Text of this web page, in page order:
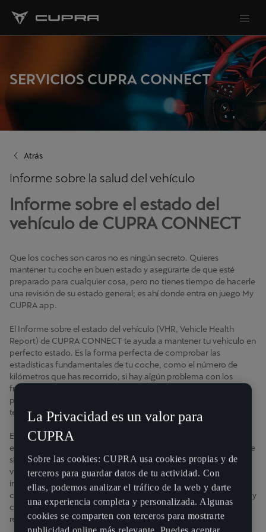
SERVICIOS CUPRA CONNECT
Atrás
Informe sobre la salud del vehículo
Informe sobre el estado del
vehículo de CUPRA CONNECT
Que los coches son caros no es ningún secreto. Quieres
mantener tu coche en buen estado y asegurarte de que esté
preparado para cualquier cosa, pero no tienes tiempo de hacerle
una revisión de su estado general; es ahí donde entra en juego My
CUPRA app.
El Informe sobre el estado del vehículo (VHR, Vehicle Health
Report) de CUPRA CONNECT te ayuda a mantener tu vehículo en
perfecto estado. Es la forma perfecta de comprobar las
estadísticas fundamentales de tu coche, como el número de
kilómetros que has recorrido, si hay algún problema con los
frenos e incluso si hay que cambiar los neumáticos. También
puedes acceder a tu informe desde My CUPRA app en tu
teléfono.
Esta app ofrece a los clientes comprobaciones periódicas del
estado general de su coche y cargas de datos para garantizar que
siempre dispongan de la información más reciente sobre sus
vehículos. Lo mejor es que siempre tendrás disponible el último
informe, cuando lo necesites. Siempre puedes solicitar un VHR
cuando te conectes a la aplicación. Puedes consultar el informe y
comprobar cuáles son las carencias de tu vehículo y si necesita
revisiones o piezas de repuesto.
La Privacidad es un valor para
CUPRA
Sobre las cookies: CUPRA usa cookies propias y de
terceros para guardar datos de tu actividad. Con
ellas, podemos analizar el tráfico de la web y darte
una experiencia completa y personalizada. Algunas
cookies se comparten con terceros para mostrarte
publicidad online más relevante. Puedes aceptar,